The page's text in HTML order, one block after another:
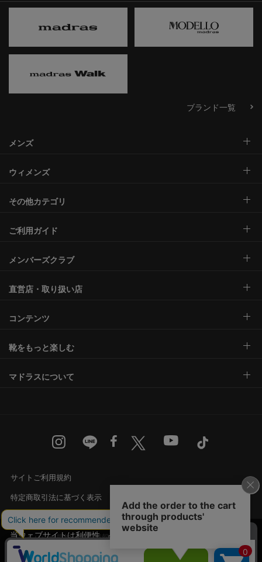
ブランド一覧
メンズ
ウィメンズ
その他カテゴリ
ご利用ガイド
メンバーズクラブ
直営店・取り扱い店
コンテンツ
靴をもっと楽しむ
マドラスについて
サイトご利用規約
特定商取引法に基づく表示
古物営業法に基づく表示
プライバシー規約・個人情報の取り扱い
カスタマーハラスメントに対する基本方針
当ウェブサイトは利便性、品質維持・向上を目的
にCookieを使用しております。詳細はプライバシ
ー規約をご覧ください。
承諾する